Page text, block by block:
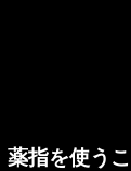
薬指を使う